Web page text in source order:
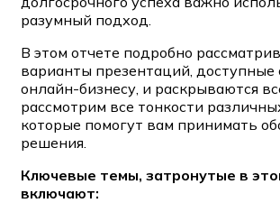
разумный подход.
В этом отчете подробно
варианты презентаций, доступные
онлайн-бизнесу, и раскрываются
рассмотрим все тонкости
которые помогут вам принимать
решения.
Ключевые темы, затронутые в
включают: